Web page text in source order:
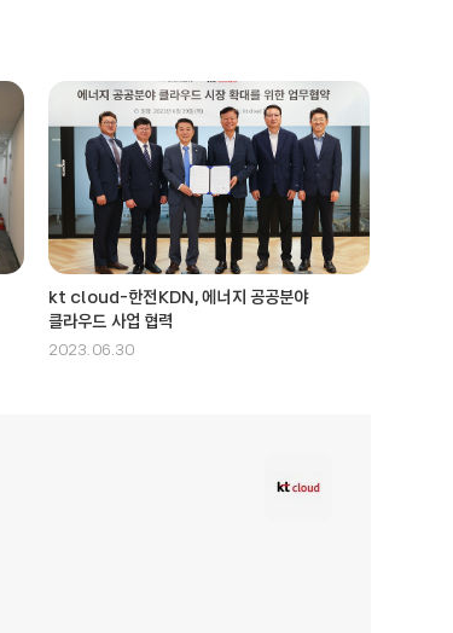
kt cloud-한전KDN, 에너지 공공분야
클라우드 사업 협력
2023.06.30